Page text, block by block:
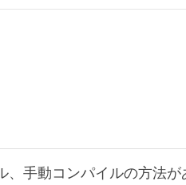
手動コンパイルの方法